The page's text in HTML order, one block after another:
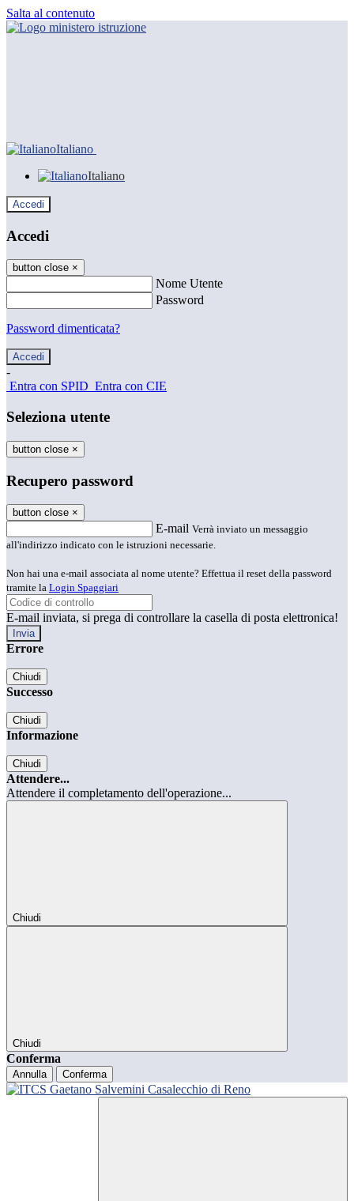
Salta al contenuto
Italiano
Italiano
Accedi
Accedi
button close ×
Nome Utente
Password
Password dimenticata?
-
Entra con SPID Entra con CIE
Seleziona utente
button close ×
Recupero password
button close ×
E-mail Verrà inviato un messaggio
all'indirizzo indicato con le istruzioni necessarie.
Non hai una e-mail associata al nome utente? Effettua il reset della password
tramite la Login Spaggiari
E-mail inviata, si prega di controllare la casella di posta elettronica!
Errore
Chiudi
Successo
Chiudi
Informazione
Chiudi
Attendere...
Attendere il completamento dell'operazione...
Chiudi
Chiudi
Conferma
Annulla Conferma